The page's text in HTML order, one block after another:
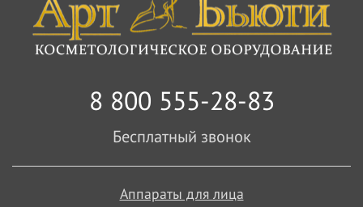
8 800 555-28-83
Бесплатный звонок
Аппараты для лица